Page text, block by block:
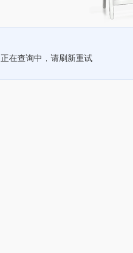
正在查询中，请刷新重试